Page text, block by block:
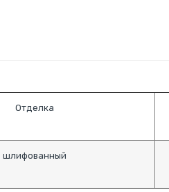
Отделка
шлифованный